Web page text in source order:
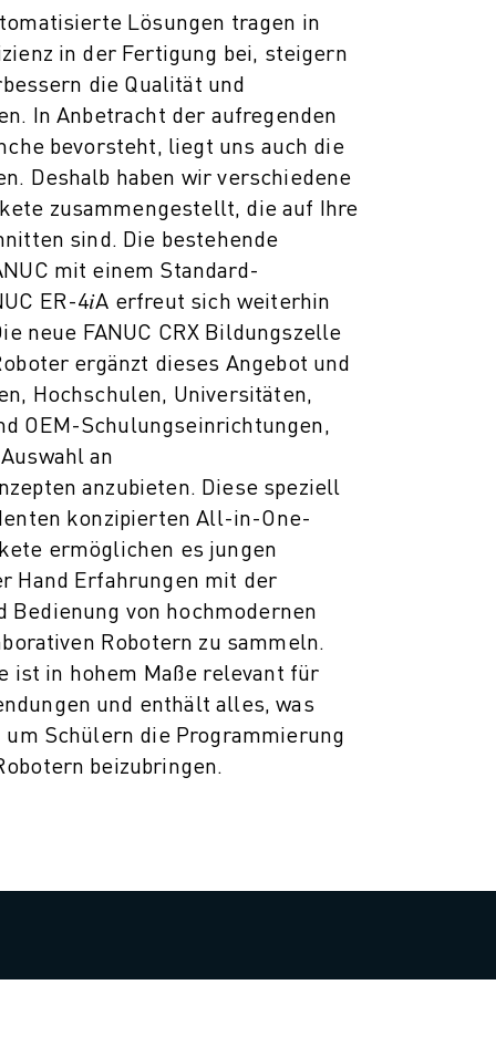
Lösungen tragen in
in der Fertigung bei, steigern
die Qualität und
In Anbetracht der aufregenden
bevorsteht, liegt uns auch die
Deshalb haben wir verschiedene
zusammengestellt, die auf Ihre
sind. Die bestehende
mit einem Standard-
ER-4𝑖A erfreut sich weiterhin
neue FANUC CRX Bildungszelle
ergänzt dieses Angebot und
Hochschulen, Universitäten,
OEM-Schulungseinrichtungen,
an
anzubieten. Diese speziell
konzipierten All-in-One-
ermöglichen es jungen
Hand Erfahrungen mit der
Bedienung von hochmodernen
Robotern zu sammeln.
ist in hohem Maße relevant für
und enthält alles, was
Schülern die Programmierung
beizubringen.